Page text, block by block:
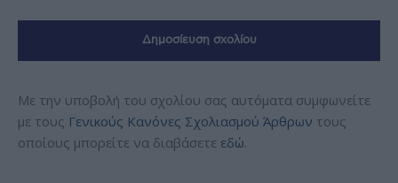
Με την υποβολή του σχολίου σας αυτόματα συμφωνείτε
με τους Γενικούς Κανόνες Σχολιασμού Άρθρων τους
οποίους μπορείτε να διαβάσετε εδώ.